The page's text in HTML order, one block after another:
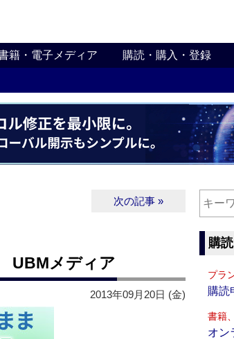
籍・電子メディア 購読・購入・登録
次の記事 »
UBMメディア
2013年09月20日 (金)
購
プラ
購読
書籍
オン